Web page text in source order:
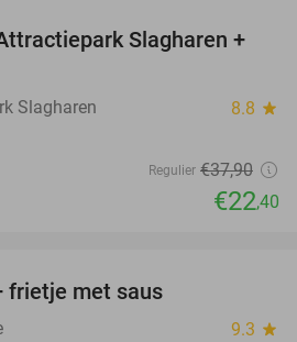
41%
Slagharen +
Slagharen 8.8 star
Regulier €37,90
€22,40
frietje met saus
9.3 star